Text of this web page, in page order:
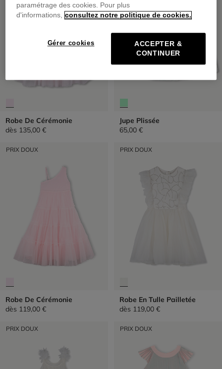
Robe De Cérémonie
dès 135,00 €
Jupe Plissée
65,00 €
PRIX DOUX
Robe De Cérémonie
dès 119,00 €
PRIX DOUX
Robe En Tulle Pailletée
dès 119,00 €
PRIX DOUX PRIX DOUX
paramétrage des cookies. Pour plus
d'informations, consultez notre politique de cookies.
Gérer cookies
ACCEPTER &
CONTINUER